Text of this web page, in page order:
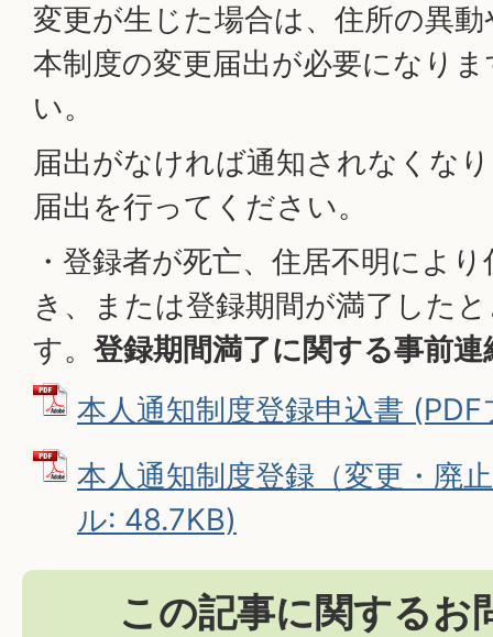
変更が生じた場合は、住所の異
本制度の変更届出が必要になり
い。
届出がなければ通知されなくな
届出を行ってください。
・登録者が死亡、住居不明によ
き、または登録期間が満了した
す。 登録期間満了に関する事前
本人通知制度登録申込書
本人通知制度登録（変更・廃
ル: 48.7KB)
この記事に関するお